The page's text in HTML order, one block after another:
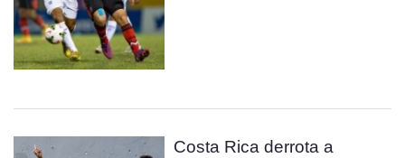
Costa Rica derrota a